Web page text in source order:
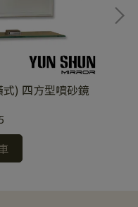
) 四方型噴砂鏡